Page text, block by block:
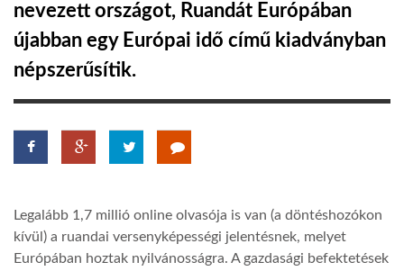
GLOBOTV BP
TROPICALMAGAZIN
GLOBOTV
nevezett országot, Ruandát Európában
újabban egy Európai idő című kiadványban
népszerűsítik.
Legalább 1,7 millió online olvasója is van (a döntéshozókon
kívül) a ruandai versenyképességi jelentésnek, melyet
Európában hoztak nyilvánosságra. A gazdasági befektetések